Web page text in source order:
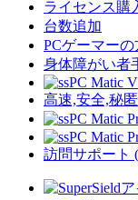
ライセンス購
台数追加
PCゲーマーの
身体障がい者
PC Matic
高速,安全,秘
PC Matic
PC Matic
訪問サポート